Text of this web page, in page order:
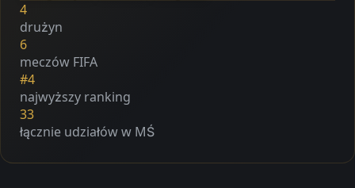
4
drużyn
6
meczów FIFA
#4
najwyższy ranking
33
łącznie udziałów w MŚ